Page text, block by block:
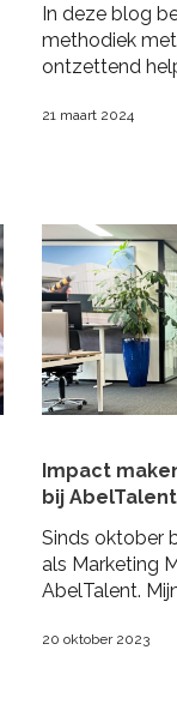
In deze blog
methodiek
ontzettend
21 maart 2024
Impact
bij AbelTalent
Sinds oktober
als Marketing
AbelTalent.
20 oktober 2023